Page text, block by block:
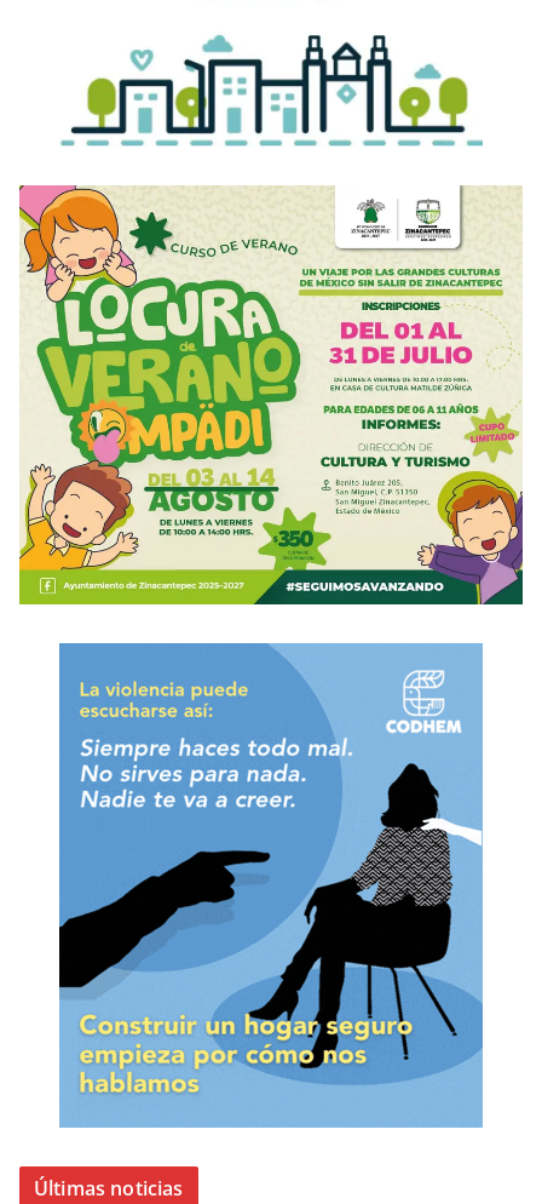
Últimas noticias